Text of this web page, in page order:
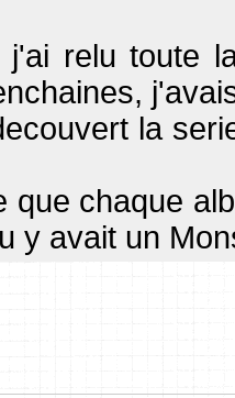
relu toute
la
que chaque
y avait un